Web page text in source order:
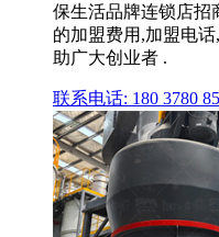
保生活品牌连锁店招
的加盟费用,加盟电
助广大创业者 .
联系电话: 180 3780